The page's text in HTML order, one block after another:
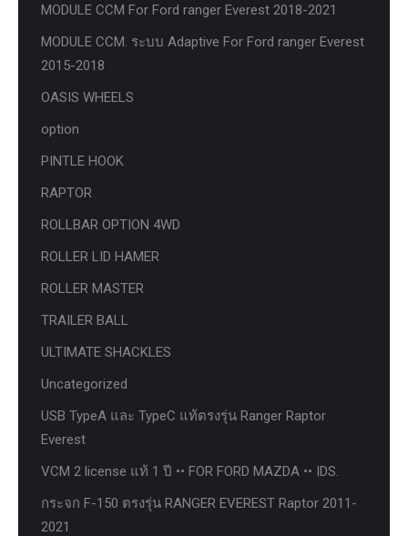
MODULE CCM For Ford ranger Everest 2018-2021
MODULE CCM. ระบบ Adaptive For Ford ranger Everest
2015-2018
OASIS WHEELS
option
PINTLE HOOK
RAPTOR
ROLLBAR OPTION 4WD
ROLLER LID HAMER
ROLLER MASTER
TRAILER BALL
ULTIMATE SHACKLES
Uncategorized
USB TypeA และ TypeC แท้ตรงรุ่น Ranger Raptor
Everest
VCM 2 license แท้ 1 ปี •• FOR FORD MAZDA •• IDS.
กระจก F-150 ตรงรุ่น RANGER EVEREST Raptor 2011-
2021